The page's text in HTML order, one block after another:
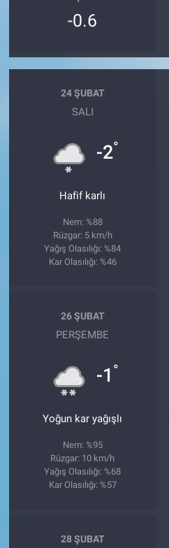
-0.6
24 ŞUBAT
SALI
-2°
Hafif karlı
Nem: %88
Rüzgar: 5 km/h
Yağış Olasılığı: %84
Kar Olasılığı: %46
26 ŞUBAT
PERŞEMBE
-1 °
Yoğun kar yağışlı
Nem: %95
Rüzgar: 10 km/h
Yağış Olasılığı: %68
Kar Olasılığı: %57
28 ŞUBAT